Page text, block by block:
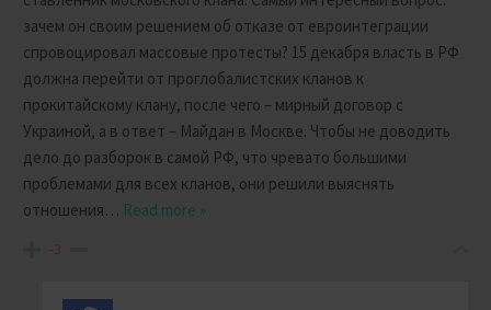
зачем он своим решением об отказе от евроинтеграции
спровоцировал массовые протесты? 15 декабря власть в РФ
должна перейти от проглобалистских кланов к
прокитайскому клану, после чего – мирный договор с
Украиной, а в ответ – Майдан в Москве. Чтобы не доводить
дело до разборок в самой РФ, что чревато большими
проблемами для всех кланов, они решили выяснять
отношения… Read more »
-3